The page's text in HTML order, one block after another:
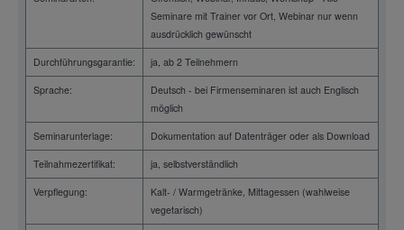
Seminare mit Trainer vor Ort, Webinar nur wenn
ausdrücklich gewünscht
Durchführungsgarantie: ja, ab 2 Teilnehmern
Sprache:
Deutsch - bei Firmenseminaren ist auch Englisch
möglich
Seminarunterlage: Dokumentation auf Datenträger oder als Download
Teilnahmezertifikat: ja, selbstverständlich
Verpflegung:
Kalt- / Warmgetränke, Mittagessen (wahlweise
vegetarisch)